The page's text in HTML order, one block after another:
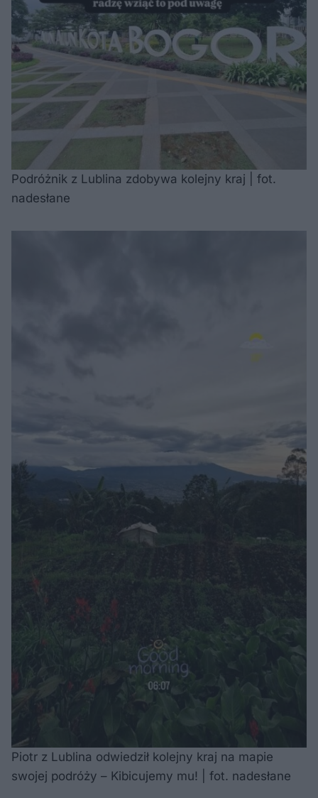
Podróżnik z Lublina zdobywa kolejny kraj | fot.
nadesłane
Piotr z Lublina odwiedził kolejny kraj na mapie
swojej podróży – Kibicujemy mu! | fot. nadesłane